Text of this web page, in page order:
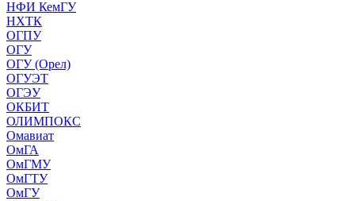
НФИ КемГУ
НХТК
ОГПУ
ОГУ
ОГУ (Орел)
ОГУЭТ
ОГЭУ
ОКБИТ
ОЛИМПОКС
Омавиат
ОмГА
ОмГМУ
ОмГТУ
ОмГУ